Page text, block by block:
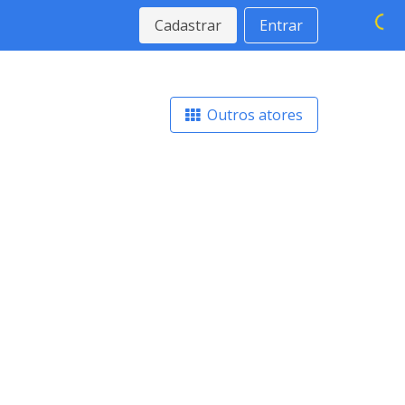
Cadastrar Entrar
Outros atores